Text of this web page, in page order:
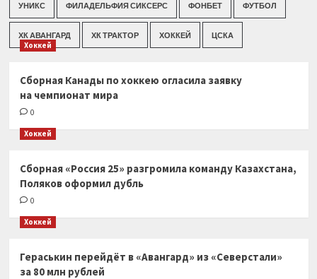
УНИКС ФИЛАДЕЛЬФИЯ СИКСЕРС ФОНБЕТ ФУТБОЛ
ХК АВАНГАРД ХК ТРАКТОР ХОККЕЙ ЦСКА
Хоккей
Сборная Канады по хоккею огласила заявку
на чемпионат мира
0
Хоккей
Сборная «Россия 25» разгромила команду Казахстана,
Поляков оформил дубль
0
Хоккей
Гераськин перейдёт в «Авангард» из «Северстали»
за 80 млн рублей